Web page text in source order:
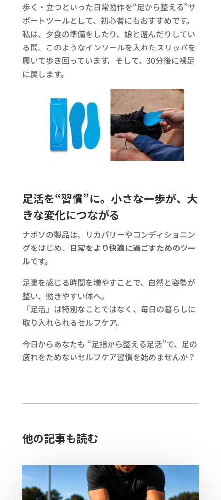
歩く・立つといった日常動作を“足から整える”サ
ポートツールとして、初心者にもおすすめです。
私は、夕食の準備をしたり、娘と遊んだりしてい
る間、このようなインソールを入れたスリッパを
履いて歩き回っています。そして、30分後に裸足
に戻します。
足活を“習慣”に。小さな一歩が、大
きな変化につながる
ナボソの製品は、リカバリーやコンディショニン
グをはじめ、 日常をより快適に過ごすためのツー
ルです。
足裏を感じる時間を増やすことで、自然と姿勢が
整い、動きやすい体へ。
「足活」は特別なことではなく、毎日の暮らしに
取り入れられるセルフケア。
今日からあなたも “足指から整える足活”で、足の
疲れをためないセルフケア習慣を始めませんか？
他の記事も読む​